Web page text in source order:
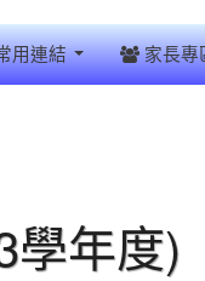
用連結 家長專
學年度)